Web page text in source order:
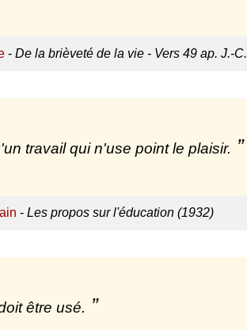
- De la brièveté de la vie - Vers 49 ap. J.-C.
travail qui n'use point le plaisir.
- Les propos sur l'éducation (1932)
être usé.